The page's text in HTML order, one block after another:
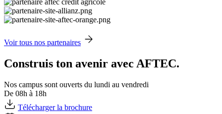
Voir tous nos partenaires
Construis ton avenir avec AFTEC.
Nos campus sont ouverts du lundi au vendredi
De 08h à 18h
Télécharger la brochure